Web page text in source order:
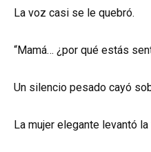
La voz casi se le quebró.
“Mamá… ¿por qué estás
Un silencio pesado cayó
La mujer elegante levantó